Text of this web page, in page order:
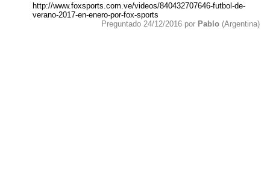
http://www.foxsports.com.ve/videos/840432707646-futbol-de-
verano-2017-en-enero-por-fox-sports
Preguntado 24/12/2016 por Pablo (Argentina)